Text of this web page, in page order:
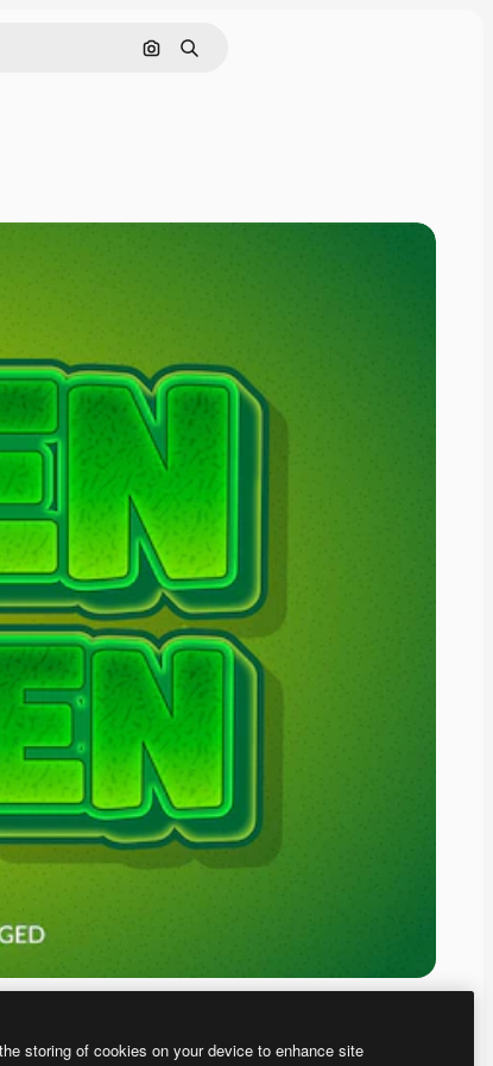
Поиск по изображению
Поиск
storing of cookies on your device to enhance site